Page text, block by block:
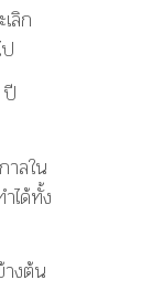
ลิก
าลใน
ได้ทั้ง
งต้น